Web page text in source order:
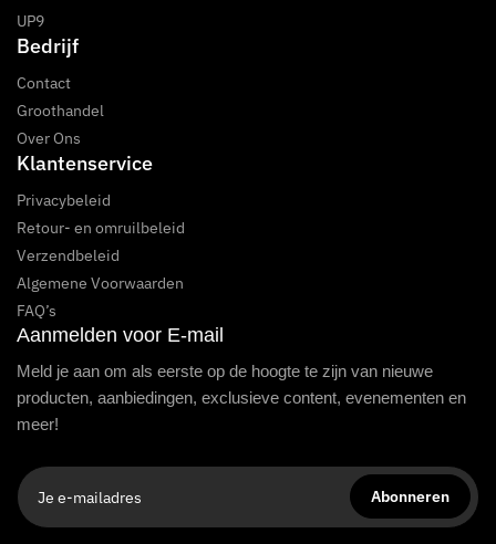
UP9
Bedrijf
Contact
Groothandel
Over Ons
Klantenservice
Privacybeleid
Retour- en omruilbeleid
Verzendbeleid
Algemene Voorwaarden
FAQ’s
Aanmelden voor E-mail
Meld je aan om als eerste op de hoogte te zijn van nieuwe
producten, aanbiedingen, exclusieve content, evenementen en
meer!